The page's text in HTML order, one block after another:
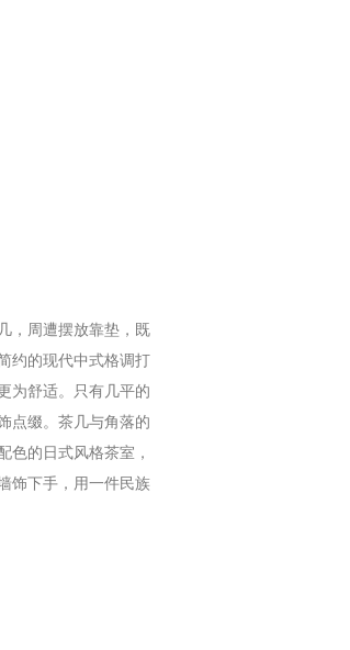
，周遭摆放靠垫，既
约的现代中式格调打
为舒适。只有几平的
点缀。茶几与角落的
色的日式风格茶室，
饰下手，用一件民族